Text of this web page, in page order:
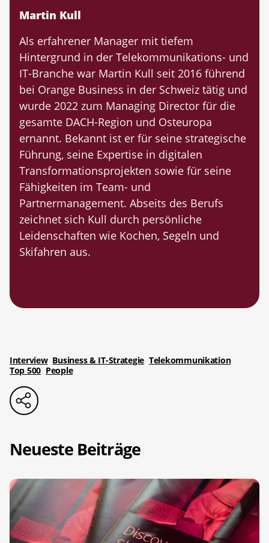
Martin Kull
Als erfahrener Manager mit tiefem
Hintergrund in der Telekommunikations- und
IT-Branche war Martin Kull seit 2016 führend
bei Orange Business in der Schweiz tätig und
wurde 2022 zum Managing Director für die
gesamte DACH-Region und Osteuropa
ernannt. Bekannt ist er für seine strategische
Führung, seine Expertise in digitalen
Transformationsprojekten sowie für seine
Fähigkeiten im Team- und
Partnermanagement. Abseits des Berufs
zeichnet sich Kull durch persönliche
Leidenschaften wie Kochen, Segeln und
Skifahren aus.
Interview Business & IT-Strategie Telekommunikation
Top 500 People
Neueste Beiträge